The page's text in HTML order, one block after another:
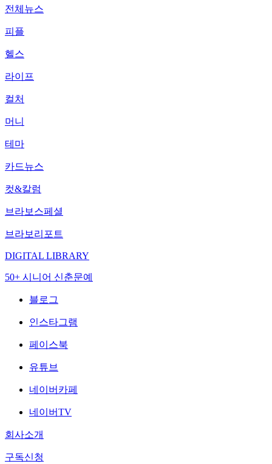
전체뉴스
피플
헬스
라이프
컬처
머니
테마
카드뉴스
컷&칼럼
브라보스페셜
브라보리포트
DIGITAL LIBRARY
50+ 시니어 신춘문예
블로그
인스타그램
페이스북
유튜브
네이버카페
네이버TV
회사소개
구독신청